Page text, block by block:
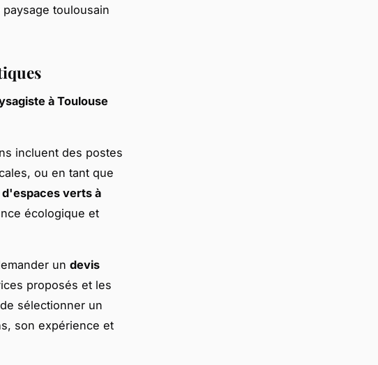
toulousain
à Toulouse
incluent des postes
ou en tant que
verts à
écologique et
un devis
proposés et les
sélectionner un
son expérience et